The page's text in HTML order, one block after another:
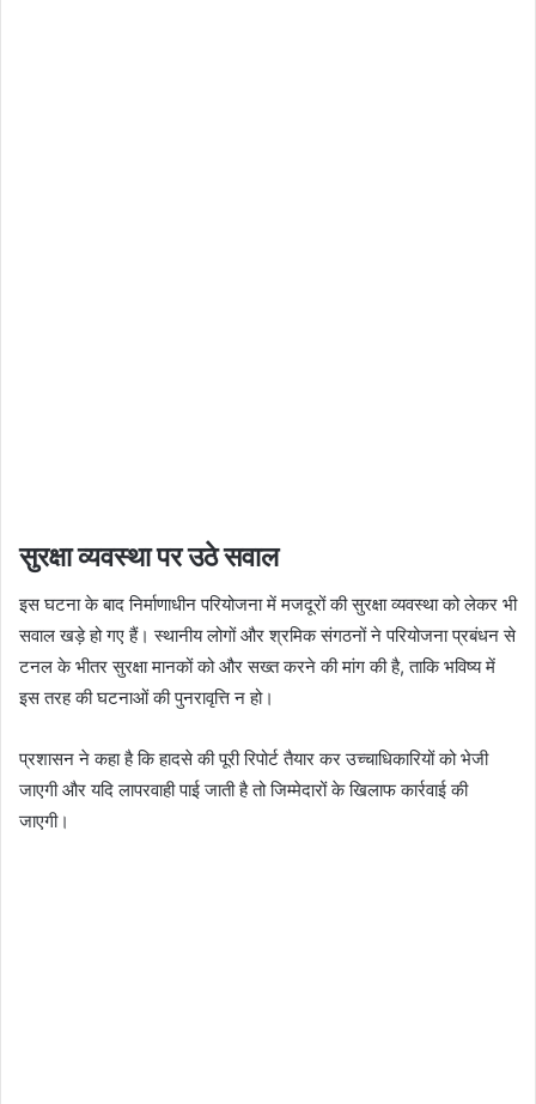
सुरक्षा व्यवस्था पर उठे सवाल
इस घटना के बाद निर्माणाधीन परियोजना में मजदूरों की सुरक्षा व्यवस्था को लेकर भी
सवाल खड़े हो गए हैं। स्थानीय लोगों और श्रमिक संगठनों ने परियोजना प्रबंधन से
टनल के भीतर सुरक्षा मानकों को और सख्त करने की मांग की है, ताकि भविष्य में
इस तरह की घटनाओं की पुनरावृत्ति न हो।
प्रशासन ने कहा है कि हादसे की पूरी रिपोर्ट तैयार कर उच्चाधिकारियों को भेजी
जाएगी और यदि लापरवाही पाई जाती है तो जिम्मेदारों के खिलाफ कार्रवाई की
जाएगी।